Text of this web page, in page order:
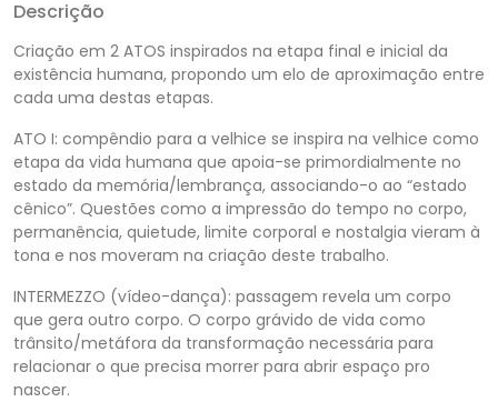
Descrição
Criação em 2 ATOS inspirados na etapa final e inicial da
existência humana, propondo um elo de aproximação entre
cada uma destas etapas.
ATO I: compêndio para a velhice se inspira na velhice como
etapa da vida humana que apoia-se primordialmente no
estado da memória/lembrança, associando-o ao “estado
cênico”. Questões como a impressão do tempo no corpo,
permanência, quietude, limite corporal e nostalgia vieram à
tona e nos moveram na criação deste trabalho.
INTERMEZZO (vídeo-dança): passagem revela um corpo
que gera outro corpo. O corpo grávido de vida como
trânsito/metáfora da transformação necessária para
relacionar o que precisa morrer para abrir espaço pro
nascer.